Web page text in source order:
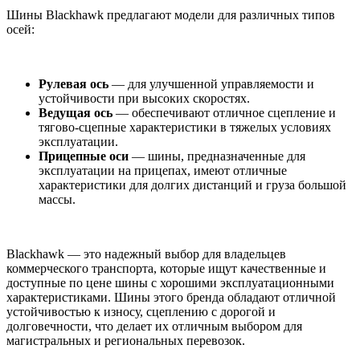
Шины Blackhawk предлагают модели для различных типов
осей:
Рулевая ось — для улучшенной управляемости и
устойчивости при высоких скоростях.
Ведущая ось — обеспечивают отличное сцепление и
тягово-сцепные характеристики в тяжелых условиях
эксплуатации.
Прицепные оси — шины, предназначенные для
эксплуатации на прицепах, имеют отличные
характеристики для долгих дистанций и груза большой
массы.
Blackhawk — это надежный выбор для владельцев
коммерческого транспорта, которые ищут качественные и
доступные по цене шины с хорошими эксплуатационными
характеристиками. Шины этого бренда обладают отличной
устойчивостью к износу, сцеплению с дорогой и
долговечности, что делает их отличным выбором для
магистральных и региональных перевозок.